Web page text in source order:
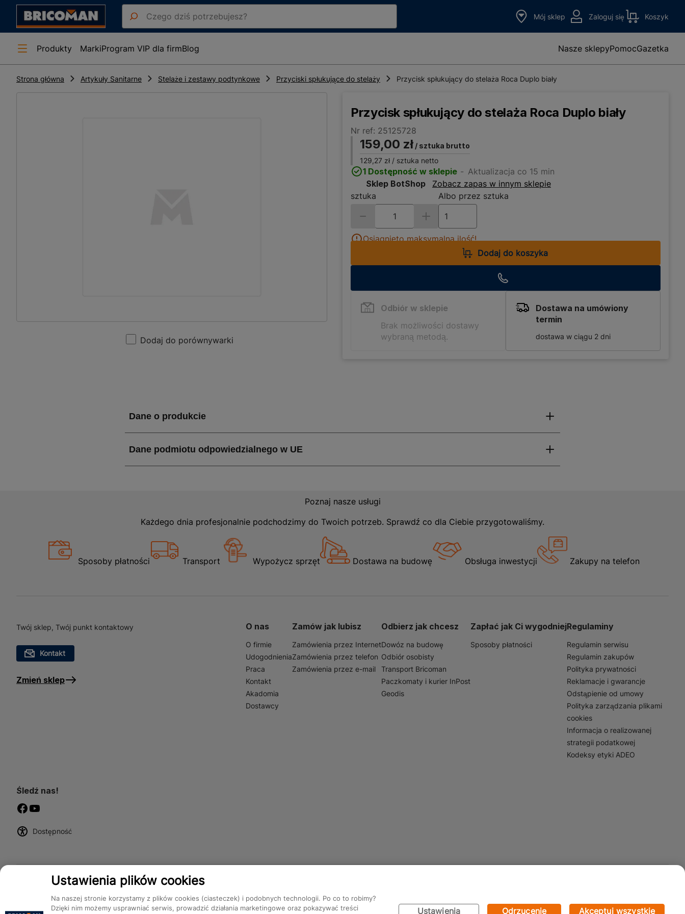
Mój sklep Zaloguj się Koszyk
Produkty MarkiProgram VIP dla firmBlog Nasze sklepyPomocGazetka
Strona główna Artykuły Sanitarne Stelaże i zestawy podtynkowe Przyciski spłukujące do stelaży Przycisk spłukujący do stelaża Roca Duplo biały
Dodaj do porównywarki
Przycisk spłukujący do stelaża Roca Duplo biały
Nr ref: 25125728
159,00 zł / sztuka brutto
129,27 zł / sztuka netto
1 Dostępność w sklepie
Aktualizacja co 15 min
Sklep BotShop
Zobacz zapas w innym sklepie
sztuka
Albo przez sztuka
Osiągnięto maksymalną ilość!
Dodaj do koszyka
Odbiór w sklepie
Brak możliwości dostawy
wybraną metodą.
Dostawa na umówiony
termin
dostawa w ciągu 2 dni
Poznaj nasze usługi
Każdego dnia profesjonalnie podchodzimy do Twoich potrzeb. Sprawdź co dla Ciebie przygotowaliśmy.
Sposoby płatności Transport Wypożycz sprzęt Dostawa na budowę Obsługa inwestycji Zakupy na telefon
Twój sklep, Twój punkt kontaktowy
Kontakt
Zmień sklep
O nas
O firmie
Udogodnienia
Praca
Kontakt
Akadomia
Dostawcy
Zamów jak lubisz
Zamówienia przez Internet
Zamówienia przez telefon
Zamówienia przez e-mail
Odbierz jak chcesz
Dowóz na budowę
Odbiór osobisty
Transport Bricoman
Paczkomaty i kurier InPost
Geodis
Zapłać jak Ci wygodniej
Sposoby płatności
Regulaminy
Regulamin serwisu
Regulamin zakupów
Polityka prywatności
Reklamacje i gwarancje
Odstąpienie od umowy
Polityka zarządzania plikami
cookies
Informacja o realizowanej
strategii podatkowej
Kodeksy etyki ADEO
Śledź nas!
Dostępność
Mapa Strony: Kategorie Produkty Marki CMS
Ustawienia plików cookies
Na naszej stronie korzystamy z plików cookies (ciasteczek) i podobnych technologii. Po co to robimy?
Dzięki nim możemy usprawniać serwis, prowadzić działania marketingowe oraz pokazywać treści
Ustawienia Odrzucenie Akceptuj wszystkie